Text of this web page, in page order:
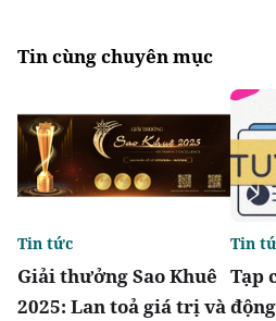
Tin cùng chuyên mục
Giải thưởng Sao Khuê
2025: Lan toả giá trị và
Tin tức
Tạp
Tin